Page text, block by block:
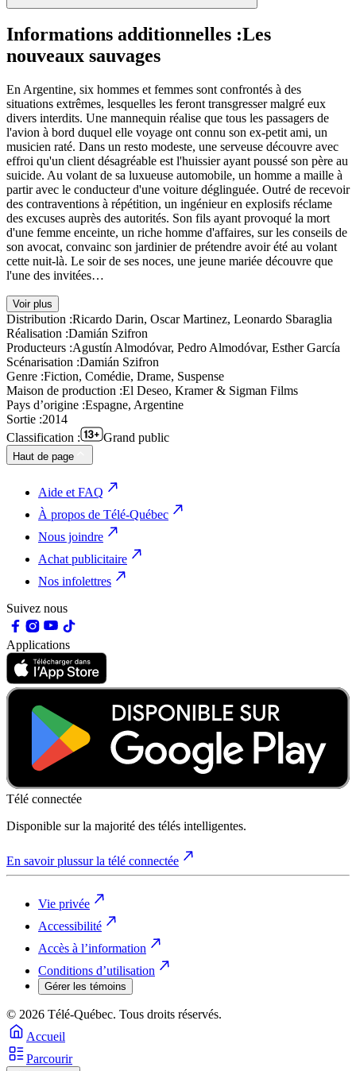
Informations additionnelles :Les
nouveaux sauvages
En Argentine, six hommes et femmes sont confrontés à des
situations extrêmes, lesquelles les feront transgresser malgré eux
divers interdits. Une mannequin réalise que tous les passagers de
l'avion à bord duquel elle voyage ont connu son ex-petit ami, un
musicien raté. Dans un resto modeste, une serveuse découvre avec
effroi qu'un client désagréable est l'huissier ayant poussé son père au
suicide. Au volant de sa luxueuse automobile, un homme a maille à
partir avec le conducteur d'une voiture déglinguée. Outré de recevoir
des contraventions à répétition, un ingénieur en explosifs réclame
des excuses auprès des autorités. Son fils ayant provoqué la mort
d'une femme enceinte, un riche homme d'affaires, sur les conseils de
son avocat, convainc son jardinier de prétendre avoir été au volant
cette nuit-là. Le soir de ses noces, une jeune mariée découvre que
l'une des invitées…
Voir plus
Distribution :Ricardo Darin, Oscar Martinez, Leonardo Sbaraglia
Réalisation :Damián Szifron
Producteurs :Agustín Almodóvar, Pedro Almodóvar, Esther García
Scénarisation :Damián Szifron
Genre :Fiction, Comédie, Drame, Suspense
Maison de production :El Deseo, Kramer & Sigman Films
Pays d’origine :Espagne, Argentine
Sortie :2014
Classification :
Grand public
Haut de page
Aide et FAQ
À propos de Télé-Québec
Nous joindre
Achat publicitaire
Nos infolettres
Suivez nous
Applications
Télé connectée
Disponible sur la majorité des télés intelligentes.
En savoir plussur la télé connectée
Vie privée
Accessibilité
Accès à l’information
Conditions d’utilisation
Gérer les témoins
© 2026 Télé-Québec. Tous droits réservés.
Accueil
Parcourir